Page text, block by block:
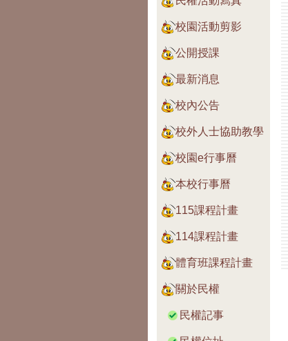
校園活動剪影
公開授課
最新消息
校內公告
校外人士協助教學
校園e行事曆
本校行事曆
115課程計畫
114課程計畫
體育班課程計畫
關於民權
民權記事